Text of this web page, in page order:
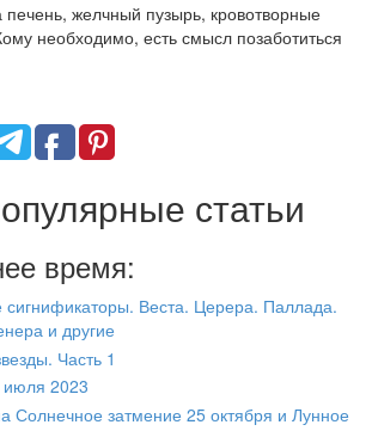
печень, желчный пузырь, кровотворные
необходимо, есть смысл позаботиться
статьи
время:
сигнификаторы. Веста. Церера. Паллада.
и другие
Часть 1
июля 2023
Солнечное затмение 25 октября и Лунное